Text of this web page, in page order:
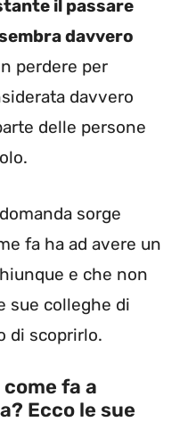
il passare
davvero
perdere per
davvero
delle persone
sorge
fa ha ad avere un
e che non
sue colleghe di
di scoprirlo.
fa a
Ecco le sue